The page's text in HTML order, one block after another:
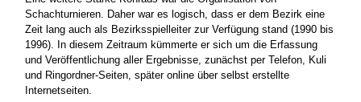
Schachturnieren. Daher war es logisch, dass er dem Bezirk eine
Zeit lang auch als Bezirksspielleiter zur Verfügung stand (1990 bis
1996). In diesem Zeitraum kümmerte er sich um die Erfassung
und Veröffentlichung aller Ergebnisse, zunächst per Telefon, Kuli
und Ringordner-Seiten, später online über selbst erstellte
Internetseiten.